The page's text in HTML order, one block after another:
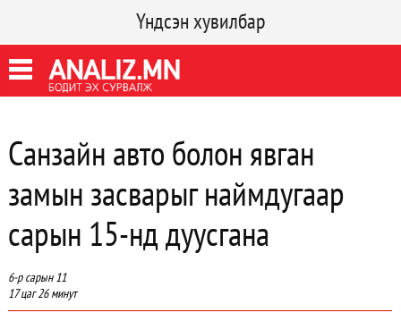
Үндсэн хувилбар
Санзайн авто болон явган
замын засварыг наймдугаар
сарын 15-нд дуусгана
6-р сарын 11
17 цаг 26 минут